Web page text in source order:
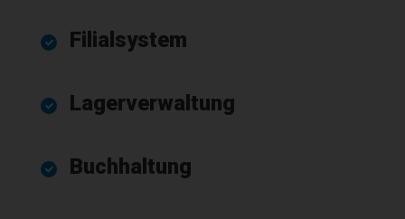
Filialsystem
Lagerverwaltung
Buchhaltung